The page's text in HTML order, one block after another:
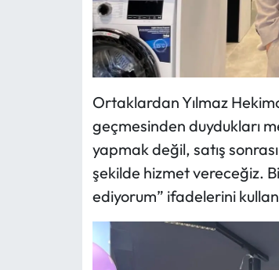
Ortaklardan Yılmaz
geçmesinden duydukları
yapmak değil, satış
şekilde hizmet vereceğiz.
ediyorum” ifadelerini